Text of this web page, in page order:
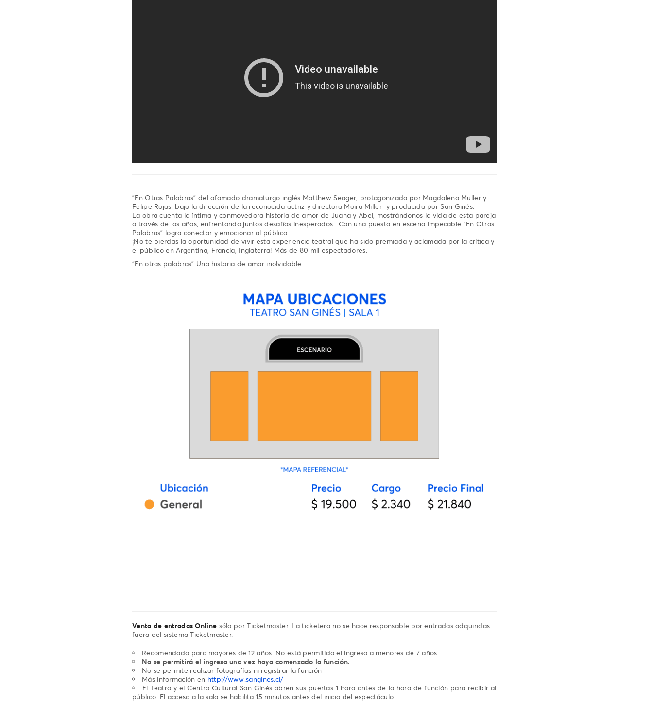
"En Otras Palabras" del afamado dramaturgo inglés Matthew Seager, protagonizada por Magdalena Müller y
Felipe Rojas, bajo la dirección de la reconocida actriz y directora Moira Miller y producida por San Ginés.
La obra cuenta la íntima y conmovedora historia de amor de Juana y Abel, mostrándonos la vida de esta pareja
a través de los años, enfrentando juntos desafíos inesperados. Con una puesta en escena impecable "En Otras
Palabras" logra conectar y emocionar al público.
¡No te pierdas la oportunidad de vivir esta experiencia teatral que ha sido premiada y aclamada por la crítica y
el público en Argentina, Francia, Inglaterra! Más de 80 mil espectadores.
“En otras palabras” Una historia de amor inolvidable.
Venta de entradas Online sólo por Ticketmaster. La ticketera no se hace responsable por entradas adquiridas
fuera del sistema Ticketmaster.
Recomendado para mayores de 12 años. No está permitido el ingreso a menores de 7 años.
No se permitirá el ingreso una vez haya comenzado la función.
No se permite realizar fotografías ni registrar la función
Más información en http://www.sangines.cl/
El Teatro y el Centro Cultural San Ginés abren sus puertas 1 hora antes de la hora de función para recibir al
público. El acceso a la sala se habilita 15 minutos antes del inicio del espectáculo.